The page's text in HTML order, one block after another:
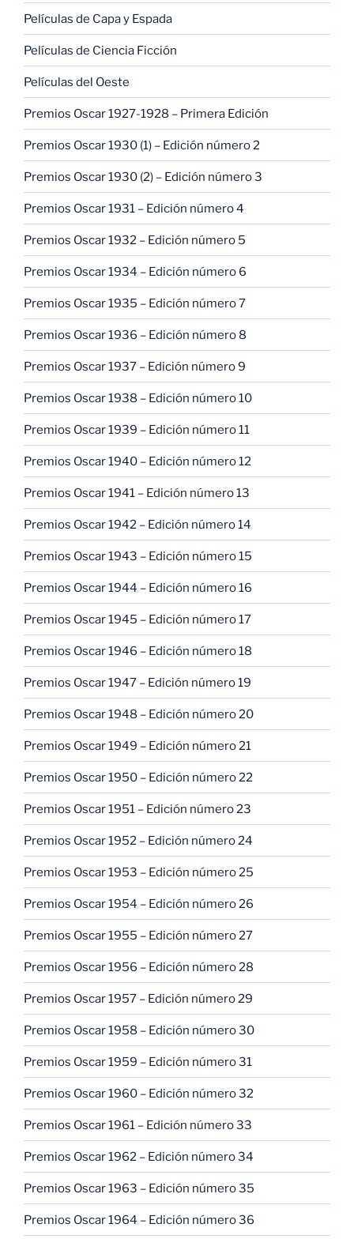
Películas de Capa y Espada
Películas de Ciencia Ficción
Películas del Oeste
Premios Oscar 1927-1928 – Primera Edición
Premios Oscar 1930 (1) – Edición número 2
Premios Oscar 1930 (2) – Edición número 3
Premios Oscar 1931 – Edición número 4
Premios Oscar 1932 – Edición número 5
Premios Oscar 1934 – Edición número 6
Premios Oscar 1935 – Edición número 7
Premios Oscar 1936 – Edición número 8
Premios Oscar 1937 – Edición número 9
Premios Oscar 1938 – Edición número 10
Premios Oscar 1939 – Edición número 11
Premios Oscar 1940 – Edición número 12
Premios Oscar 1941 – Edición número 13
Premios Oscar 1942 – Edición número 14
Premios Oscar 1943 – Edición número 15
Premios Oscar 1944 – Edición número 16
Premios Oscar 1945 – Edición número 17
Premios Oscar 1946 – Edición número 18
Premios Oscar 1947 – Edición número 19
Premios Oscar 1948 – Edición número 20
Premios Oscar 1949 – Edición número 21
Premios Oscar 1950 – Edición número 22
Premios Oscar 1951 – Edición número 23
Premios Oscar 1952 – Edición número 24
Premios Oscar 1953 – Edición número 25
Premios Oscar 1954 – Edición número 26
Premios Oscar 1955 – Edición número 27
Premios Oscar 1956 – Edición número 28
Premios Oscar 1957 – Edición número 29
Premios Oscar 1958 – Edición número 30
Premios Oscar 1959 – Edición número 31
Premios Oscar 1960 – Edición número 32
Premios Oscar 1961 – Edición número 33
Premios Oscar 1962 – Edición número 34
Premios Oscar 1963 – Edición número 35
Premios Oscar 1964 – Edición número 36